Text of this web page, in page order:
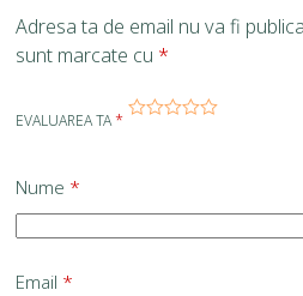
Adresa ta de email nu va fi
sunt marcate cu *
EVALUAREA TA*
Nume *
Email *